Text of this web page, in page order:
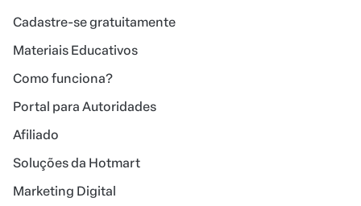
Cadastre-se gratuitamente
Materiais Educativos
Como funciona?
Portal para Autoridades
Afiliado
Soluções da Hotmart
Marketing Digital